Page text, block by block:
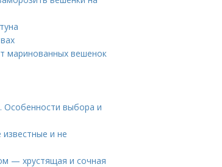
маринованных вешенок
Особенности выбора и
и не
— хрустящая и сочная